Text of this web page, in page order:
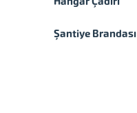
Şantiye Brandası